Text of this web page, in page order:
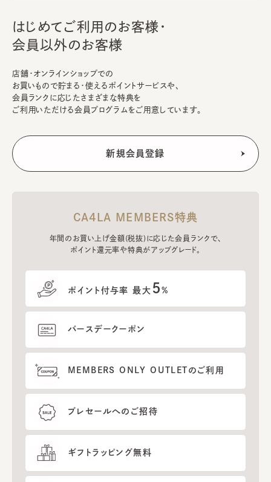
はじめてご利用のお客様・
会員以外のお客様
店舗・オンラインショップでの
お買いもので貯まる・使えるポイントサービスや、
会員ランクに応じたさまざまな特典を
ご利用いただける会員プログラムをご用意しています。
CA4LA MEMBERS特典
年間のお買い上げ金額(税抜)に応じた会員ランクで、
ポイント還元率や特典がアップグレード。
ポイント付与率 最大 5%
バースデークーポン
MEMBERS ONLY OUTLETのご利用
プレセールへのご招待
ギフトラッピング無料